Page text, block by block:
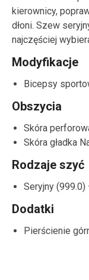
kierownicy,
dłoni. Szew
najczęściej
Modyfikacje
Bicepsy
Obszycia
Skóra
Skóra gładka
Rodzaje szyć
Seryjny
Dodatki
Pierścienie